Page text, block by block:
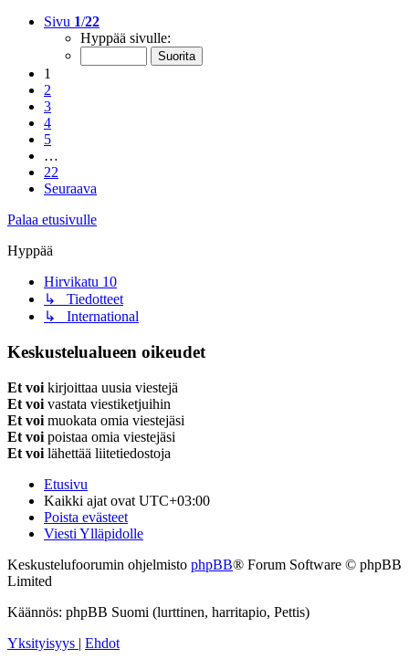
Sivu 1/22
Hyppää sivulle:
1
2
3
4
5
…
22
Seuraava
Palaa etusivulle
Hyppää
Hirvikatu 10
↳ Tiedotteet
↳ International
Keskustelualueen oikeudet
Et voi kirjoittaa uusia viestejä
Et voi vastata viestiketjuihin
Et voi muokata omia viestejäsi
Et voi poistaa omia viestejäsi
Et voi lähettää liitetiedostoja
Etusivu
Kaikki ajat ovat UTC+03:00
Poista evästeet
Viesti Ylläpidolle
Keskustelufoorumin ohjelmisto phpBB® Forum Software © phpBB
Limited
Käännös: phpBB Suomi (lurttinen, harritapio, Pettis)
Yksityisyys | Ehdot